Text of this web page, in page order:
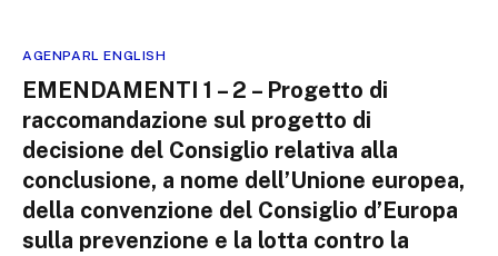
AGENPARL ENGLISH
EMENDAMENTI 1 – 2 – Progetto di
raccomandazione sul progetto di
decisione del Consiglio relativa alla
conclusione, a nome dell’Unione europea,
della convenzione del Consiglio d’Europa
sulla prevenzione e la lotta contro la